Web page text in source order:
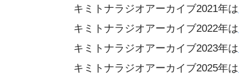
キミトナラジオアーカイブ2021年は
キミトナラジオアーカイブ2022年は
キミトナラジオアーカイブ2023年は
キミトナラジオアーカイブ2025年は